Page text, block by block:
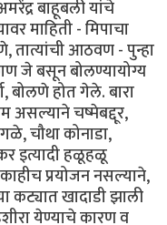
बाहूबली यांचे
माहिती - मिपाचा
तात्यांची आठवण - पुन्हा
जे बसून बोलण्यायोग्य
बोलणे होत गेले. बारा
चष्मेबद्दूर,
चौथा कोनाडा,
इत्यादी हळूहळू
प्रयोजन नसल्याने,
कट्यात खादाडी झाली
येण्याचे कारण व